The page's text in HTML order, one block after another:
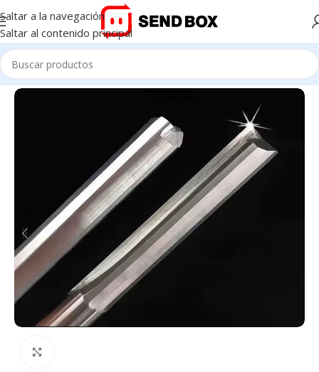
Saltar a la navegación
Saltar al contenido principal
Inicio/Fresas